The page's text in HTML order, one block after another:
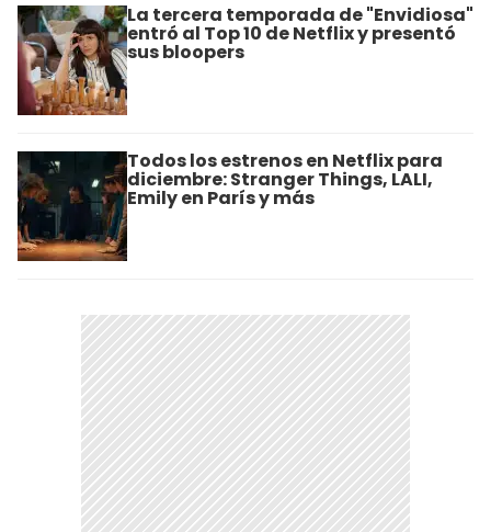
La tercera temporada de "Envidiosa"
entró al Top 10 de Netflix y presentó
sus bloopers
Todos los estrenos en Netflix para
diciembre: Stranger Things, LALI,
Emily en París y más